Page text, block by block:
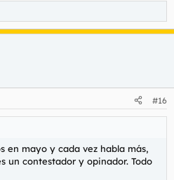
#16
en mayo y cada vez habla más,
un contestador y opinador. Todo